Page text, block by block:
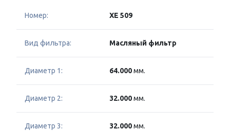
Номер: XE 509
Вид фильтра: Масляный фильтр
Диаметр 1: 64.000мм.
Диаметр 2: 32.000мм.
Диаметр 3: 32.000мм.